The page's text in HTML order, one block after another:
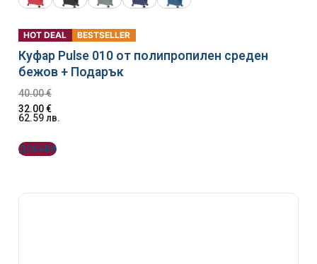
HOT DEAL BESTSELLER
Куфар Pulse 010 от полипропилен среден
бежов + Подарък
40.00€
32.00€
62.59лв.
ДОБАВИ